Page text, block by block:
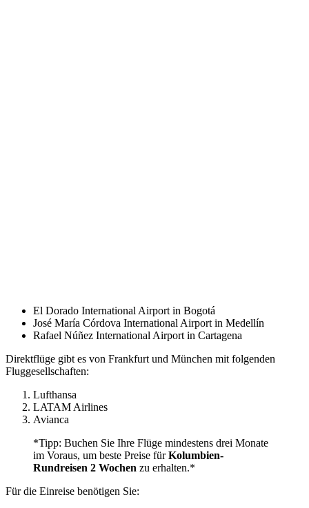
El Dorado International Airport in Bogotá
José María Córdova International Airport in Medellín
Rafael Núñez International Airport in Cartagena
Direktflüge gibt es von Frankfurt und München mit folgenden
Fluggesellschaften:
Lufthansa
LATAM Airlines
Avianca
*Tipp: Buchen Sie Ihre Flüge mindestens drei Monate
im Voraus, um beste Preise fürKolumbien-
Rundreisen 2 Wochen zu erhalten.*
Für die Einreise benötigen Sie: